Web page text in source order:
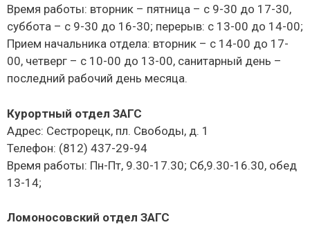
Время работы: вторник – пятница – с 9-30 до 17-30,
суббота – с 9-30 до 16-30; перерыв: с 13-00 до 14-00;
Прием начальника отдела: вторник – с 14-00 до 17-
00, четверг – с 10-00 до 13-00, санитарный день –
последний рабочий день месяца.
Курортный отдел ЗАГС
Адрес: Сестрорецк, пл. Свободы, д. 1
Телефон: (812) 437-29-94
Время работы: Пн-Пт, 9.30-17.30; Сб,9.30-16.30, обед
13-14;
Ломоносовский отдел ЗАГС